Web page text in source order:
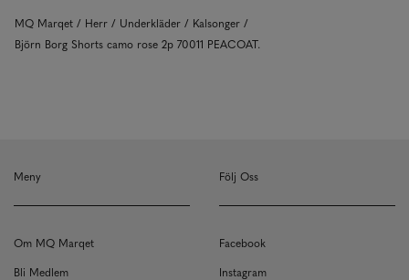
MQ Marqet Herr Underkläder
Kalsonger
Björn Borg Shorts camo rose 2p 70011 PEACOAT.
Meny
Om MQ Marqet
Bli Medlem
Följ Oss
Facebook
Instagram